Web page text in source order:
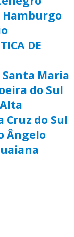
Hamburgo
DE
Maria
do Sul
Cruz do Sul
Ângelo